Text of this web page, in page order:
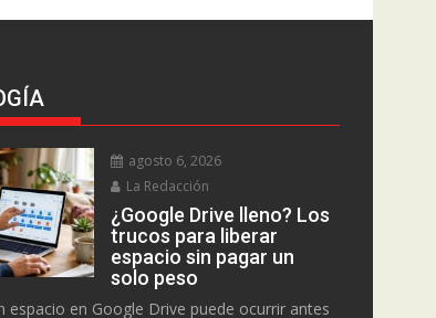
agosto 6, 2026
La Redacción
¿Google Drive lleno? Los
trucos para liberar
espacio sin pagar un
solo peso
espacio en Google Drive puede ocurrir antes